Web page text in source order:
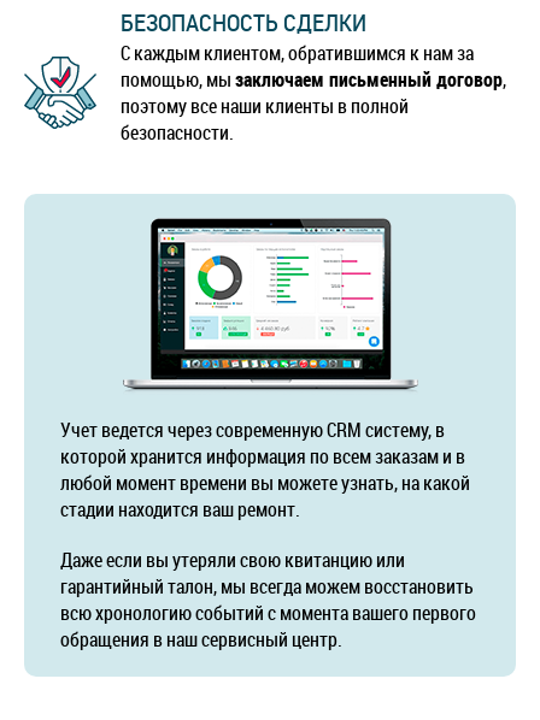
БЕЗОПАСНОСТЬ СДЕЛКИ
С каждым клиентом, обратившимся к нам за
помощью, мызаключаем письменный договор,
поэтому все наши клиенты в полной
безопасности.
Учет ведется через современную CRM систему, в
которой хранится информация по всем заказам и в
любой момент времени вы можете узнать, на какой
стадии находится ваш ремонт.
Даже если вы утеряли свою квитанцию или
гарантийный талон, мы всегда можем восстановить
всю хронологию событий с момента вашего первого
обращения в наш сервисный центр.